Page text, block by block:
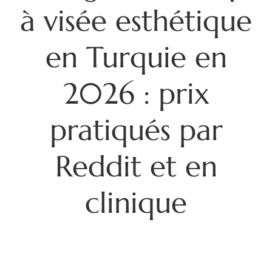
à visée esthétique
en Turquie en
2026 : prix
pratiqués par
Reddit et en
clinique